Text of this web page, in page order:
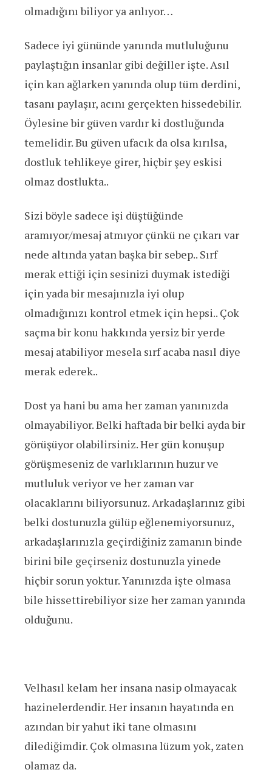
olmadığını biliyor ya anlıyor…
Sadece iyi gününde yanında mutluluğunu
paylaştığın insanlar gibi değiller işte. Asıl
için kan ağlarken yanında olup tüm derdini,
tasanı paylaşır, acını gerçekten hissedebilir.
Öylesine bir güven vardır ki dostluğunda
temelidir. Bu güven ufacık da olsa kırılsa,
dostluk tehlikeye girer, hiçbir şey eskisi
olmaz dostlukta..
Sizi böyle sadece işi düştüğünde
aramıyor/mesaj atmıyor çünkü ne çıkarı var
nede altında yatan başka bir sebep.. Sırf
merak ettiği için sesinizi duymak istediği
için yada bir mesajınızla iyi olup
olmadığınızı kontrol etmek için hepsi.. Çok
saçma bir konu hakkında yersiz bir yerde
mesaj atabiliyor mesela sırf acaba nasıl diye
merak ederek..
Dost ya hani bu ama her zaman yanınızda
olmayabiliyor. Belki haftada bir belki ayda bir
görüşüyor olabilirsiniz. Her gün konuşup
görüşmeseniz de varlıklarının huzur ve
mutluluk veriyor ve her zaman var
olacaklarını biliyorsunuz. Arkadaşlarınız gibi
belki dostunuzla gülüp eğlenemiyorsunuz,
arkadaşlarınızla geçirdiğiniz zamanın binde
birini bile geçirseniz dostunuzla yinede
hiçbir sorun yoktur. Yanınızda işte olmasa
bile hissettirebiliyor size her zaman yanında
olduğunu.
Velhasıl kelam her insana nasip olmayacak
hazinelerdendir. Her insanın hayatında en
azından bir yahut iki tane olmasını
dilediğimdir. Çok olmasına lüzum yok, zaten
olamaz da.